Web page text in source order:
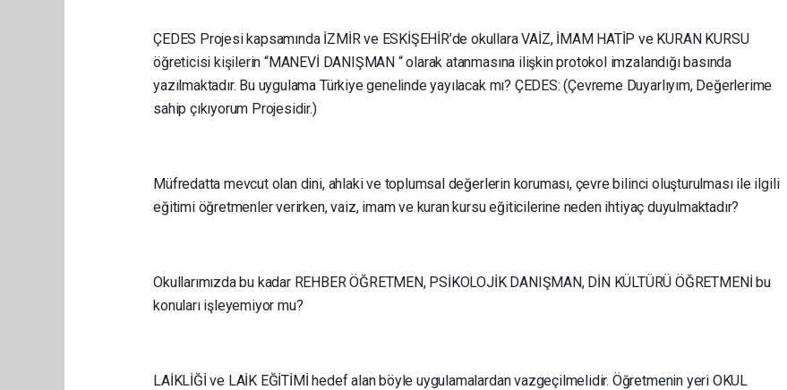
ÇEDES Projesi kapsamında İZMİR ve ESKİŞEHİR’de okullara VAİZ, İMAM HATİP ve KURAN KURSU
öğreticisi kişilerin “MANEVİ DANIŞMAN “ olarak atanmasına ilişkin protokol imzalandığı basında
yazılmaktadır. Bu uygulama Türkiye genelinde yayılacak mı? ÇEDES: (Çevreme Duyarlıyım, Değerlerime
sahip çıkıyorum Projesidir.)
Müfredatta mevcut olan dini, ahlaki ve toplumsal değerlerin koruması, çevre bilinci oluşturulması ile ilgili
eğitimi öğretmenler verirken, vaiz, imam ve kuran kursu eğiticilerine neden ihtiyaç duyulmaktadır?
Okullarımızda bu kadar REHBER ÖĞRETMEN, PSİKOLOJİK DANIŞMAN, DİN KÜLTÜRÜ ÖĞRETMENİ bu
konuları işleyemiyor mu?
LAİKLİĞİ ve LAİK EĞİTİMİ hedef alan böyle uygulamalardan vazgeçilmelidir. Öğretmenin yeri OKUL